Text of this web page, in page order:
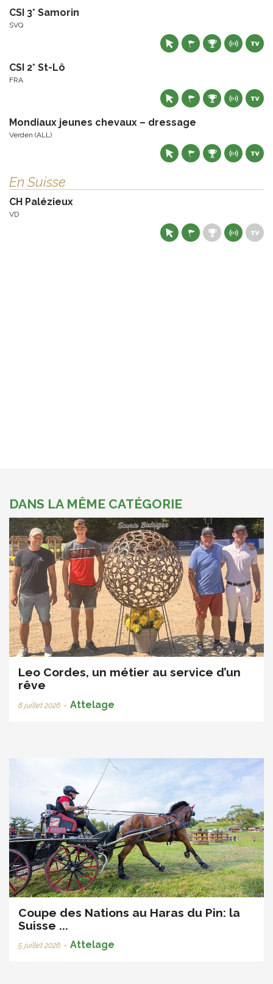
CSI 3* Samorin
SVQ
CSI 2* St-Lô
FRA
Mondiaux jeunes chevaux – dressage
Verden (ALL)
En Suisse
CH Palézieux
VD
DANS LA MÊME CATÉGORIE
Leo Cordes, un métier au service d’un
rêve
8 juillet 2026 • Attelage
Coupe des Nations au Haras du Pin: la
Suisse ...
5 juillet 2026 • Attelage